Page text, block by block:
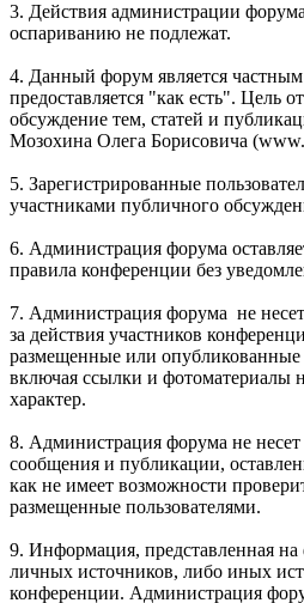
3. Действия администрации
оспариванию не подлежат.
4. Данный форум является
предоставляется "как есть". Цель
обсуждение тем, статей и
Мозохина Олега Борисовича
5. Зарегистрированные
участниками публичного
6. Администрация форума
правила конференции без
7. Администрация форума не
за действия участников
размещенные или опубликованные
включая ссылки и фотоматериалы
характер.
8. Администрация форума не несет
сообщения и публикации,
как не имеет возможности
размещенные пользователями.
9. Информация, представленная на
личных источников, либо иных
конференции. Администрация